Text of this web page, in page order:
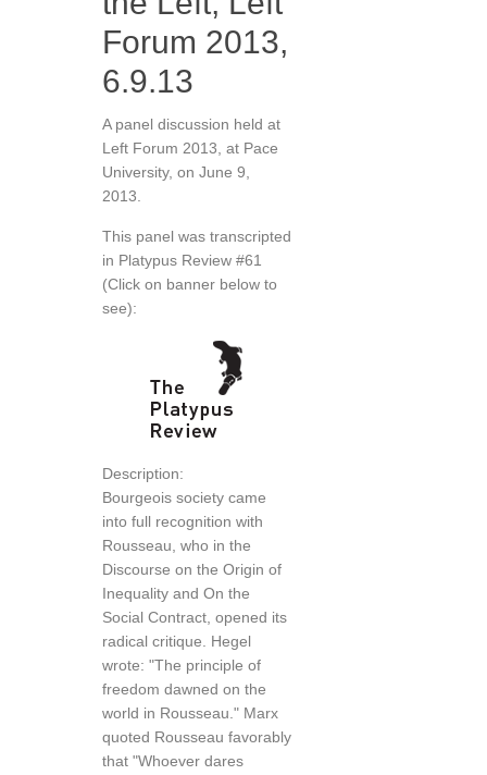
Forum 2013,
6.9.13
A panel discussion held at
Left Forum 2013, at Pace
University, on June 9,
2013.
This panel was transcripted
in Platypus Review #61
(Click on banner below to
see):
Description:
Bourgeois society came
into full recognition with
Rousseau, who in the
Discourse on the Origin of
Inequality and On the
Social Contract, opened its
radical critique. Hegel
wrote: "The principle of
freedom dawned on the
world in Rousseau." Marx
quoted Rousseau favorably
that "Whoever dares